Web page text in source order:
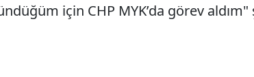
için CHP MYK’da görev